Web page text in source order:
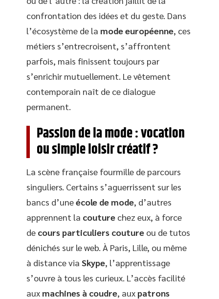
confrontation des idées et du geste. Dans
l’écosystème de la mode européenne, ces
métiers s’entrecroisent, s’affrontent
parfois, mais finissent toujours par
s’enrichir mutuellement. Le vêtement
contemporain naît de ce dialogue
permanent.
Passion de la mode : vocation
ou simple loisir créatif ?
La scène française fourmille de parcours
singuliers. Certains s’aguerrissent sur les
bancs d’uneécole de mode, d’autres
apprennent la couture chez eux, à force
de cours particuliers couture ou de tutos
dénichés sur le web. À Paris, Lille, ou même
à distance via Skype, l’apprentissage
s’ouvre à tous les curieux. L’accès facilité
aux machines à coudre, aux patrons